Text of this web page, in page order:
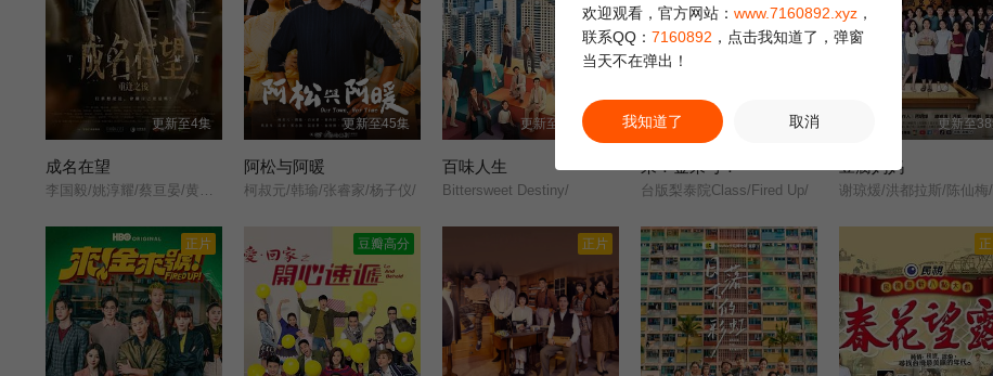
更新至4集
成名在望
李国毅/姚淳耀/蔡亘晏/黄迪扬/黄采仪/龙天翔/乔瑟夫/吴言凜/黄惟/朱匀甄/段钧豪/
更新至45集
阿松与阿暖
柯叔元/韩瑜/张睿家/杨子仪/
更新至第252集
百味人生
Bittersweet Destiny/
更新至第02集
来！金来号！
台版梨泰院Class/Fired Up/
更新至
豆腐妈妈
正片 豆瓣高分 正片
欢迎观看，官方网站： www.7160892.xyz ，
联系QQ： 7160892 ，点击我知道了，弹窗
当天不在弹出！
我知道了 取消